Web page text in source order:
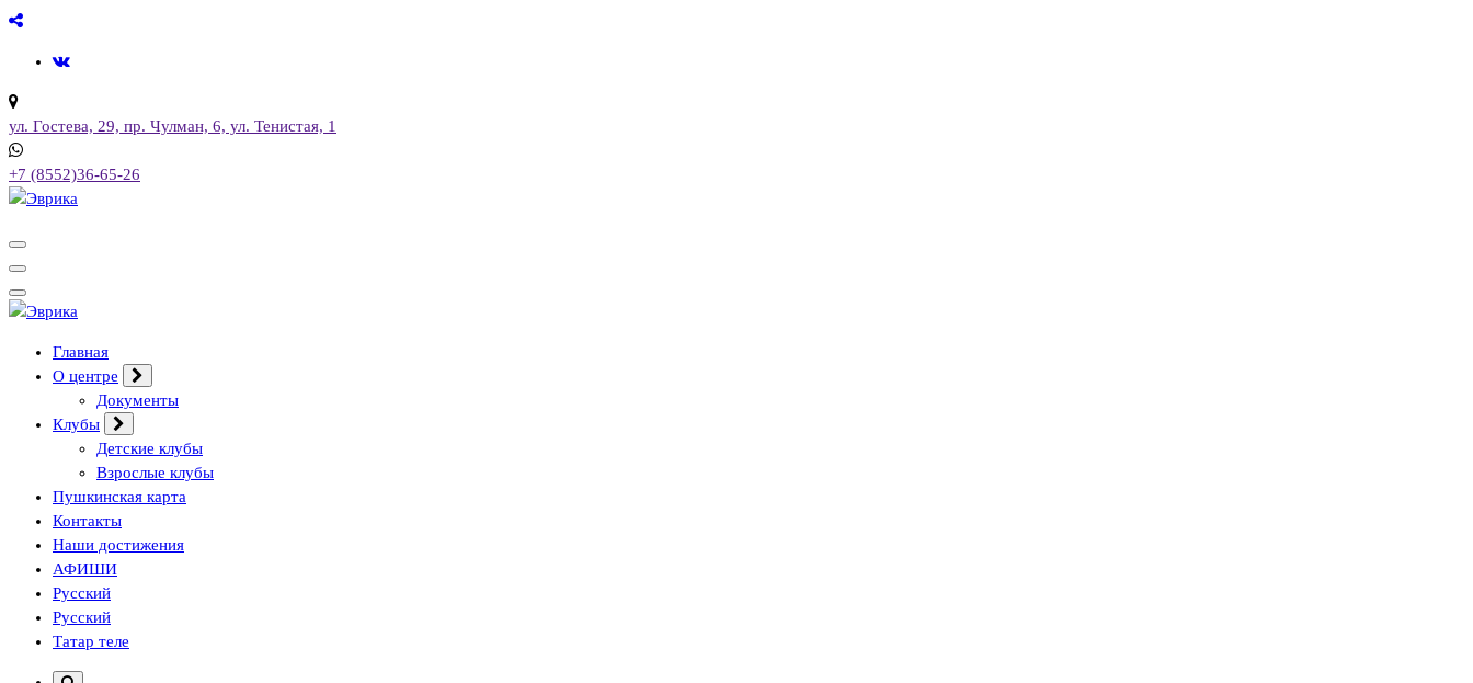
Перейти
содержимому
ул. Гостева, 29, пр. Чулман, 6, ул. Тенистая, 1
+7 (8552)36-65-26
Городской культурный центр, г. Набережные Челны
Городской культурный центр, г. Набережные Челны
Главная
О центре
Документы
Клубы
Детские клубы
Взрослые клубы
Пушкинская карта
Контакты
Наши достижения
АФИШИ
Русский
Русский
Татар теле